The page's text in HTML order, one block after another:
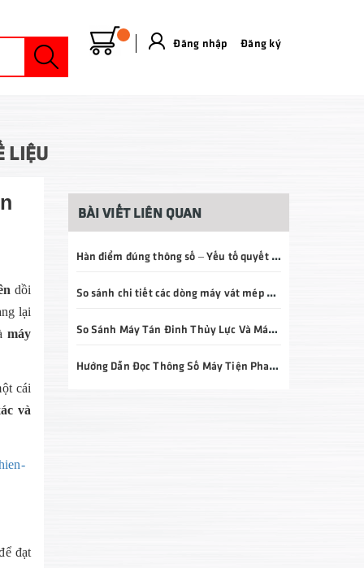
Đăng nhập Đăng ký
LIỆU
dồi
lại
máy
cái
và
đạt
BÀI VIẾT LIÊN QUAN
Hàn điểm đúng thông số – Yếu tố quyết định chất lượng mối hàn và tuổi thọ sản phẩm
So sánh chi tiết các dòng máy vát mép ống ID – OD – E3 – P3: Nên chọn loại nào?
So Sánh Máy Tán Đinh Thủy Lực Và Máy Tán Đinh Khí Nén: Nên Chọn Loại Nào Cho Doanh Nghiệp?
Hướng Dẫn Đọc Thông Số Máy Tiện Phay Chi Tiết Từ A–Z: Bí Quyết Chọn Đúng Máy, Đầu Tư Hiệu Quả